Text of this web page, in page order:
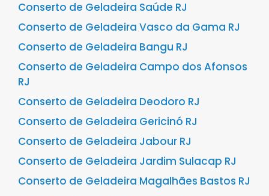
Conserto de Geladeira Saúde RJ
Conserto de Geladeira Vasco da Gama RJ
Conserto de Geladeira Bangu RJ
Conserto de Geladeira Campo dos Afonsos
RJ
Conserto de Geladeira Deodoro RJ
Conserto de Geladeira Gericinó RJ
Conserto de Geladeira Jabour RJ
Conserto de Geladeira Jardim Sulacap RJ
Conserto de Geladeira Magalhães Bastos RJ